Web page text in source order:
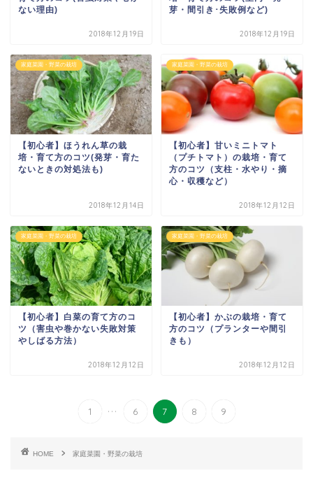
ない理由)
2018年12月19日
芽・間引き･失敗例など)
2018年12月19日
家庭菜園・野菜の栽培
【初心者】ほうれん草の栽
培・育て方のコツ(発芽・育た
ないときの対処法も)
2018年12月14日
家庭菜園・野菜の栽培
【初心者】甘いミニトマト
（プチトマト）の栽培・育て
方のコツ（支柱・水やり・摘
心・収穫など）
2018年12月12日
家庭菜園・野菜の栽培
【初心者】白菜の育て方のコ
ツ（害虫や巻かない失敗対策
やしばる方法）
2018年12月12日
家庭菜園・野菜の栽培
【初心者】かぶの栽培・育て
方のコツ（プランターや間引
きも）
2018年12月12日
1 ... 6 7 8 9
HOME 家庭菜園・野菜の栽培